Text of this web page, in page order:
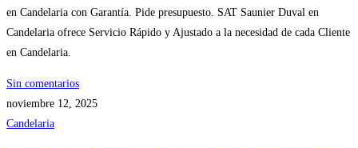
en Candelaria con Garantía. Pide presupuesto. SAT Saunier Duval en
Candelaria ofrece Servicio Rápido y Ajustado a la necesidad de cada Cliente
en Candelaria.
Sin comentarios
noviembre 12, 2025
Candelaria